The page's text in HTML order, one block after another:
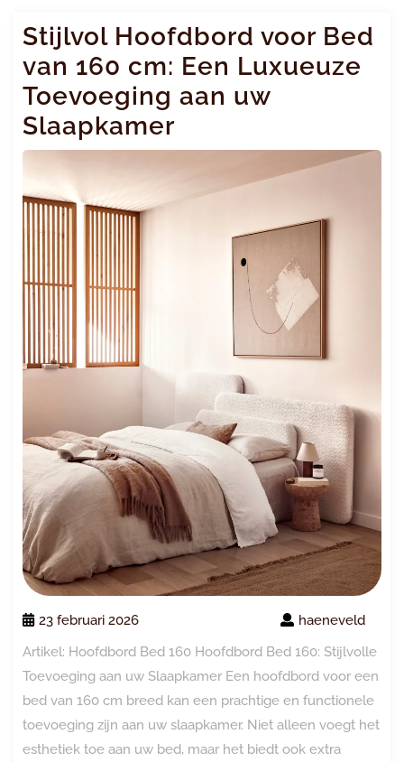
Stijlvol Hoofdbord voor Bed
van 160 cm: Een Luxueuze
Toevoeging aan uw
Slaapkamer
23 februari 2026
haeneveld
Artikel: Hoofdbord Bed 160 Hoofdbord Bed 160: Stijlvolle
Toevoeging aan uw Slaapkamer Een hoofdbord voor een
bed van 160 cm breed kan een prachtige en functionele
toevoeging zijn aan uw slaapkamer. Niet alleen voegt het
esthetiek toe aan uw bed, maar het biedt ook extra